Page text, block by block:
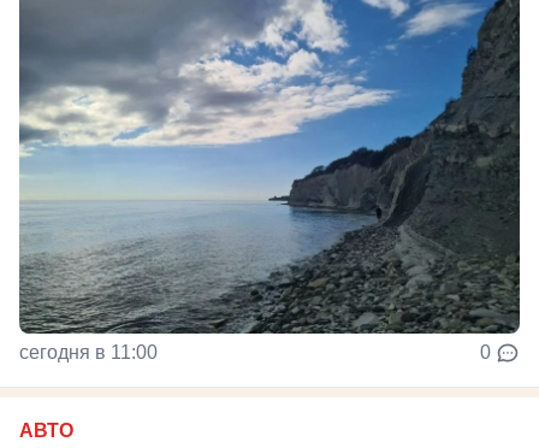
сегодня в 11:00 0
АВТО